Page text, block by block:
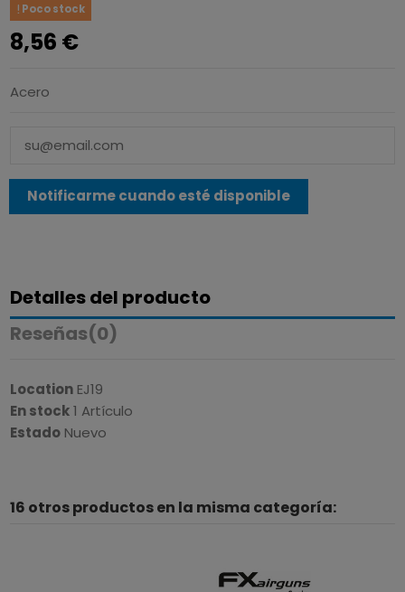
Poco stock
8,56 €
Acero
Detalles del producto
Reseñas(0)
Location EJ19
En stock 1 Artículo
Estado Nuevo
16 otros productos en la misma categoría: